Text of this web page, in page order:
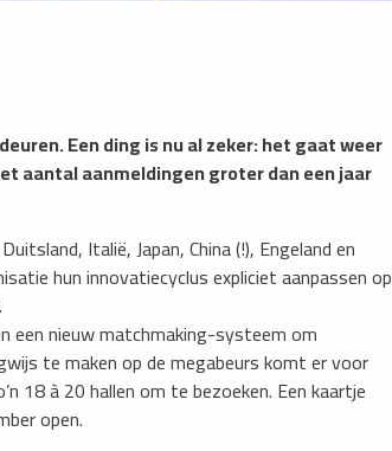
Een ding is nu al zeker: het gaat weer
aantal aanmeldingen groter dan een jaar
Italië, Japan, China (!), Engeland en
hun innovatiecyclus expliciet aanpassen op
een nieuw matchmaking-systeem om
te maken op de megabeurs komt er voor
18 à 20 hallen om te bezoeken. Een kaartje
open.